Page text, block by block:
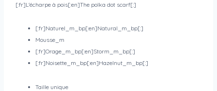
[:fr]L'écharpe à pois[:en]The polka dot scarf[:]
[:fr]Naturel_m_bp[:en]Natural_m_bp[:]
Mousse_m
[:fr]Orage_m_bp[:en]Storm_m_bp[:]
[:fr]Noisette_m_bp[:en]Hazelnut_m_bp[:]
Taille unique